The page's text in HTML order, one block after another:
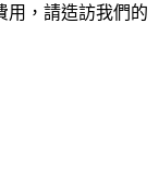
用，請造訪我們的